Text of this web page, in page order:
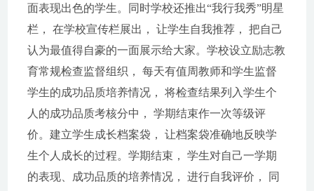
面表现出色的学生。同时学校还推出“我行我秀”明星
栏， 在学校宣传栏展出， 让学生自我推荐， 把自己
认为最值得自豪的一面展示给大家。学校设立励志教
育常规检查监督组织， 每天有值周教师和学生监督
学生的成功品质培养情况， 将检查结果列入学生个
人的成功品质考核分中， 学期结束作一次等级评
价。建立学生成长档案袋， 让档案袋准确地反映学
生个人成长的过程。学期结束， 学生对自己一学期
的表现、成功品质的培养情况， 进行自我评价， 同